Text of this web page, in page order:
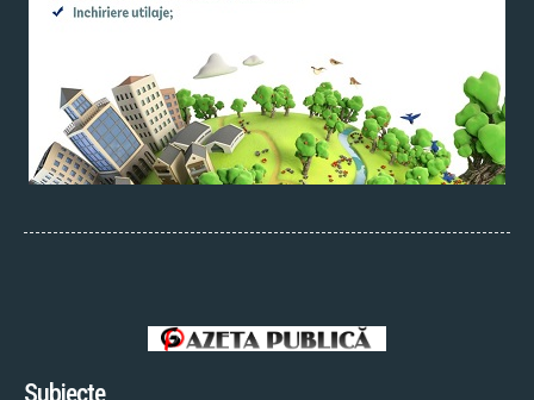
Subiecte